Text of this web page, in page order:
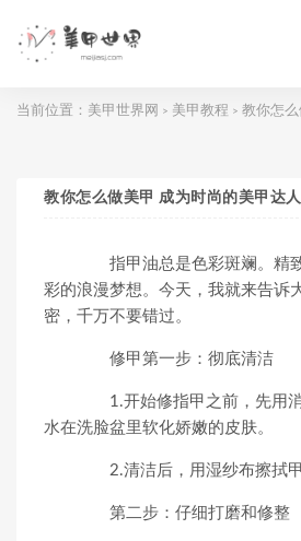
当前位置： 美甲世界网 > 美甲教程 > 教你怎
教你怎么做美甲 成为时尚的美甲达人
指甲油总是色彩斑斓。精
彩的浪漫梦想。今天，我就来告诉
密，千万不要错过。
修甲第一步：彻底清洁
1.开始修指甲之前，先用消
水在洗脸盆里软化娇嫩的皮肤。
2.清洁后，用湿纱布擦拭甲
第二步：仔细打磨和修整